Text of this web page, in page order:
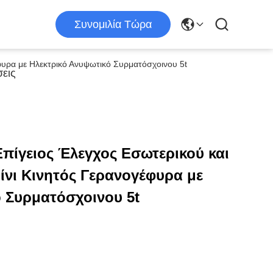
Συνομιλία Τώρα
με Ηλεκτρικό Ανυψωτικό Συρματόσχοινου 5t
Έλεγχος Εσωτερικού και
Κινητός Γερανογέφυρα με
Συρματόσχοινου 5t